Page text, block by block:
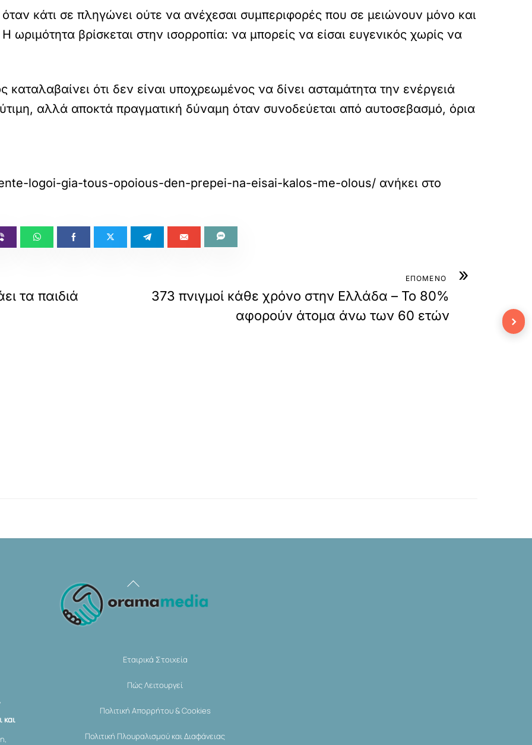
κάτι σε πληγώνει ούτε να ανέχεσαι συμπεριφορές που σε μειώνουν μόνο και
ωριμότητα βρίσκεται στην ισορροπία: να μπορείς να είσαι ευγενικός χωρίς να
καταλαβαίνει ότι δεν είναι υποχρεωμένος να δίνει ασταμάτητα την ενέργειά
αλλά αποκτά πραγματική δύναμη όταν συνοδεύεται από αυτοσεβασμό, όρια
logoi-gia-tous-opoious-den-prepei-na-eisai-kalos-me-olous/ ανήκει στο
τα παιδιά
»
ΕΠΟΜΕΝΟ
373 πνιγμοί κάθε χρόνο στην Ελλάδα – Το 80%
αφορούν άτομα άνω των 60 ετών
Back
To
και
Εταιρικά Στοιχεία
Πώς Λειτουργεί
Πολιτική Απορρήτου & Cookies
Πολιτική Πλουραλισμού και Διαφάνειας
›